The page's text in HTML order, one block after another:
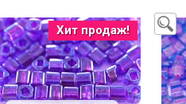
Хит продаж!